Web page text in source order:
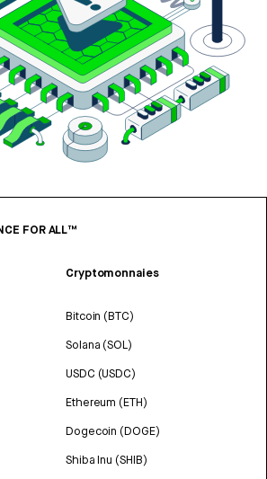
FOR ALL™
Cryptomonnaies
Bitcoin (BTC)
Solana (SOL)
USDC (USDC)
Ethereum (ETH)
Dogecoin (DOGE)
Shiba Inu (SHIB)